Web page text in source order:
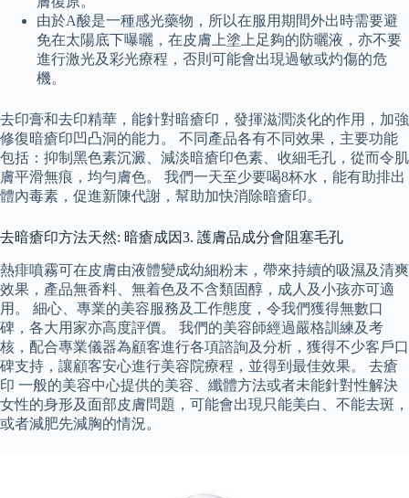
由於A酸是一種感光藥物，所以在服用期間外出時需要避
免在太陽底下曝曬，在皮膚上塗上足夠的防曬液，亦不要
進行激光及彩光療程，否則可能會出現過敏或灼傷的危
機。
去印膏和去印精華，能針對暗瘡印，發揮滋潤淡化的作用，加強
修復暗瘡印凹凸洞的能力。 不同產品各有不同效果，主要功能
包括：抑制黑色素沉澱、減淡暗瘡印色素、收細毛孔，從而令肌
膚平滑無痕，均勻膚色。 我們一天至少要喝8杯水，能有助排出
體內毒素，促進新陳代謝，幫助加快消除暗瘡印。
去暗瘡印方法天然: 暗瘡成因3. 護膚品成分會阻塞毛孔
熱痱噴霧可在皮膚由液體變成幼細粉末，帶來持續的吸濕及清爽
效果，產品無香料、無着色及不含類固醇，成人及小孩亦可適
用。 細心、專業的美容服務及工作態度，令我們獲得無數口
碑，各大用家亦高度評價。 我們的美容師經過嚴格訓練及考
核，配合專業儀器為顧客進行各項諮詢及分析，獲得不少客戶口
碑支持，讓顧客安心進行美容院療程，並得到最佳效果。 去瘡
印 一般的美容中心提供的美容、纖體方法或者未能針對性解決
女性的身形及面部皮膚問題，可能會出現只能美白、不能去斑，
或者減肥先減胸的情況。